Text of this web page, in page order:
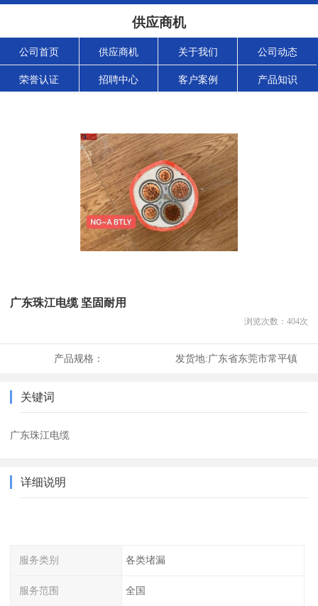
供应商机
公司首页 供应商机 关于我们 公司动态
荣誉认证 招聘中心 客户案例 产品知识
广东珠江电缆 坚固耐用
浏览次数： 404次
产品规格： 发货地:广东省东莞市常平镇
关键词
广东珠江电缆
详细说明
服务类别 各类堵漏
服务范围 全国